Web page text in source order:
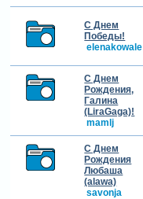
С Днем
Победы!
elenakowale
С Днем
Рождения,
Галина
(LiraGaga)!
mamlj
С Днем
Рождения
Любаша
(alawa)
savonja